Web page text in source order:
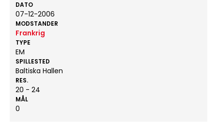
DATO
07-12-2006
MODSTANDER
Frankrig
TYPE
EM
SPILLESTED
Baltiska Hallen
RES.
20 - 24
MÅL
0